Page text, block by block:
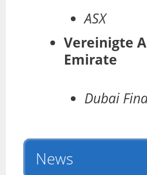
ASX
Vereinigte
Emirate
Dubai
News